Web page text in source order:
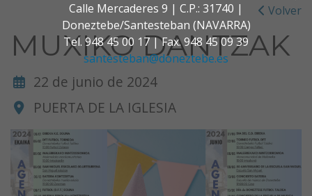
Calle Mercaderes 9 | C.P.: 31740 |
Doneztebe/Santesteban (NAVARRA)
Tel. 948 45 00 17 | Fax. 948 45 09 39
santesteban@doneztebe.es
Volver
MUXIKO DANTZAK
22 de junio de 2024
PUERTA DE LA IGLESIA